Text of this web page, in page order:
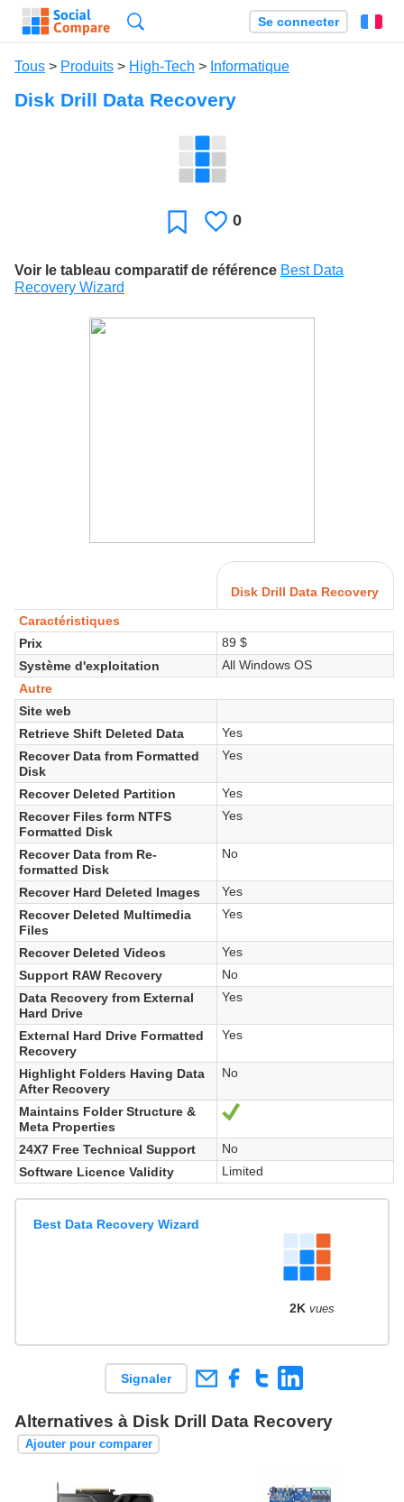
Se connecter
Tous > Produits > High-Tech > Informatique
Disk Drill Data Recovery
Favori J'aime
0
Voir le tableau comparatif de référence Best Data
Recovery Wizard
Disk Drill Data Recovery
Caractéristiques
Prix
89 $
Système d'exploitation
All Windows OS
Autre
Site web
Retrieve Shift Deleted Data
Yes
Recover Data from Formatted
Disk
Yes
Recover Deleted Partition
Yes
Recover Files form NTFS
Formatted Disk
Yes
Recover Data from Re-
formatted Disk
No
Recover Hard Deleted Images
Yes
Recover Deleted Multimedia
Files
Yes
Recover Deleted Videos
Yes
Support RAW Recovery
No
Data Recovery from External
Hard Drive
Yes
External Hard Drive Formatted
Recovery
Yes
Highlight Folders Having Data
After Recovery
No
Maintains Folder Structure &
Meta Properties
Oui
24X7 Free Technical Support
No
Software Licence Validity
Limited
Best Data Recovery Wizard
2K vues
Signaler
Alternatives à Disk Drill Data Recovery
Ajouter pour comparer